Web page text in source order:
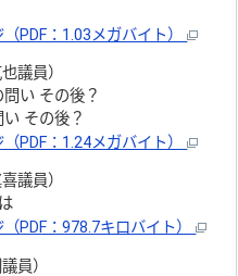
PDF：1.03メガバイト）
議員）
い その後？
その後？
PDF：1.24メガバイト）
議員）
PDF：978.7キロバイト）
員）